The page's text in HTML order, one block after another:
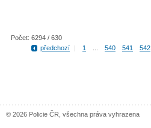
Počet: 6294 / 630
předchozí
| 1 540 541 542
© 2026 Policie ČR, všechna práva vyhrazena